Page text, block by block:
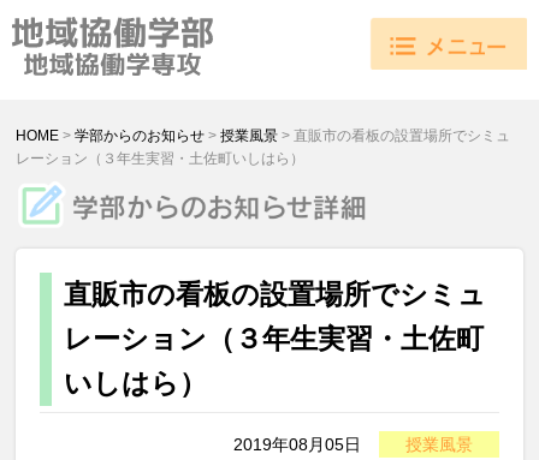
HOME >学部からのお知らせ >授業風景 >直販市の看板の設置場所でシミュ
レーション（３年生実習・土佐町いしはら）
直販市の看板の設置場所でシミュ
レーション（３年生実習・土佐町
いしはら）
授業風景
2019年08月05日